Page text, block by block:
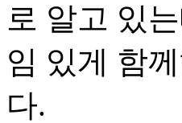
로 알고 있
임 있게 함
다.